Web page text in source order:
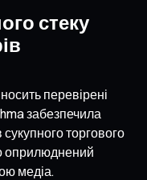
стеку
перевірені
забезпечила
торгового
оприлюднений
медіа.